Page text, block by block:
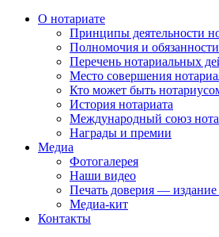
О нотариате
Принципы деятельности
Полномочия и
Перечень нотариальных
Место совершения
Кто может быть
История нотариата
Международный союз
Награды и премии
Медиа
Фотогалерея
Наши видео
Печать доверия — издание
Медиа-кит
Контакты